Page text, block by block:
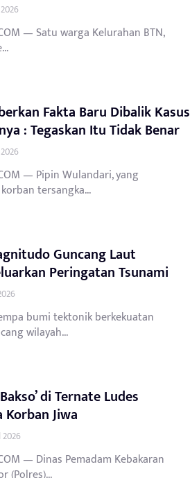
— Satu warga Kelurahan BTN,
Fakta Baru Dibalik Kasus
: Tegaskan Itu Tidak Benar
— Pipin Wulandari, yang
tersangka...
Guncang Laut
Peringatan Tsunami
bumi tektonik berkekuatan
wilayah...
di Ternate Ludes
Korban Jiwa
— Dinas Pemadam Kebakaran